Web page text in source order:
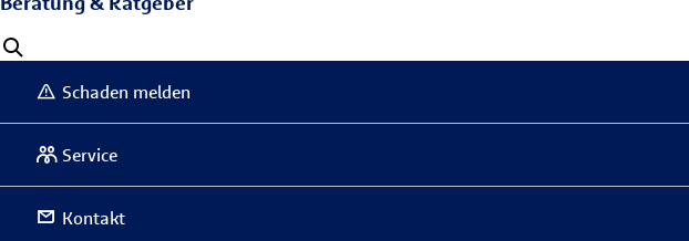
Schaden melden
Service
Kontakt